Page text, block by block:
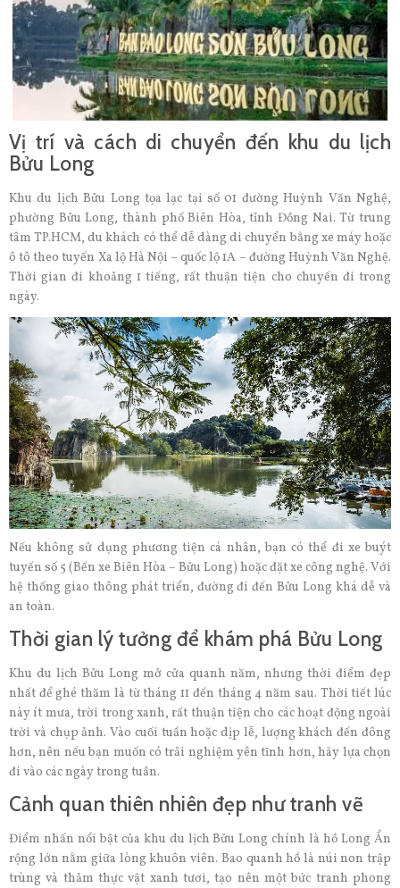
Vị trí và cách di chuyển đến khu du lịch
Bửu Long
Khu du lịch Bửu Long tọa lạc tại số 01 đường Huỳnh Văn Nghệ,
phường Bửu Long, thành phố Biên Hòa, tỉnh Đồng Nai. Từ trung
tâm TP.HCM, du khách có thể dễ dàng di chuyển bằng xe máy hoặc
ô tô theo tuyến Xa lộ Hà Nội – quốc lộ 1A – đường Huỳnh Văn Nghệ.
Thời gian đi khoảng 1 tiếng, rất thuận tiện cho chuyến đi trong
ngày.
Nếu không sử dụng phương tiện cá nhân, bạn có thể đi xe buýt
tuyến số 5 (Bến xe Biên Hòa – Bửu Long) hoặc đặt xe công nghệ. Với
hệ thống giao thông phát triển, đường đi đến Bửu Long khá dễ và
an toàn.
Thời gian lý tưởng để khám phá Bửu Long
Khu du lịch Bửu Long mở cửa quanh năm, nhưng thời điểm đẹp
nhất để ghé thăm là từ tháng 11 đến tháng 4 năm sau. Thời tiết lúc
này ít mưa, trời trong xanh, rất thuận tiện cho các hoạt động ngoài
trời và chụp ảnh. Vào cuối tuần hoặc dịp lễ, lượng khách đến đông
hơn, nên nếu bạn muốn có trải nghiệm yên tĩnh hơn, hãy lựa chọn
đi vào các ngày trong tuần.
Cảnh quan thiên nhiên đẹp như tranh vẽ
Điểm nhấn nổi bật của khu du lịch Bửu Long chính là hồ Long Ẩn
rộng lớn nằm giữa lòng khuôn viên. Bao quanh hồ là núi non trập
trùng và thảm thực vật xanh tươi, tạo nên một bức tranh phong